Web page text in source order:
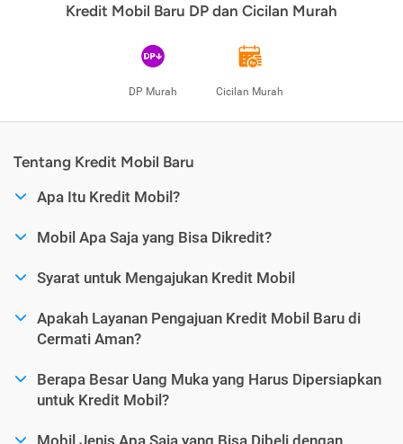
Kredit Mobil Baru DP dan Cicilan Murah
DP Murah Cicilan Murah
Tentang Kredit Mobil Baru
Apa Itu Kredit Mobil?
Mobil Apa Saja yang Bisa Dikredit?
Syarat untuk Mengajukan Kredit Mobil
Apakah Layanan Pengajuan Kredit Mobil Baru di
Cermati Aman?
Berapa Besar Uang Muka yang Harus Dipersiapkan
untuk Kredit Mobil?
Mobil Jenis Apa Saja yang Bisa Dibeli dengan